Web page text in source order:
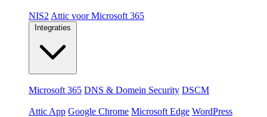
NIS2 Attic voor Microsoft 365
Microsoft 365 DNS & Domein Security DSCM
Attic App Google Chrome Microsoft Edge WordPress